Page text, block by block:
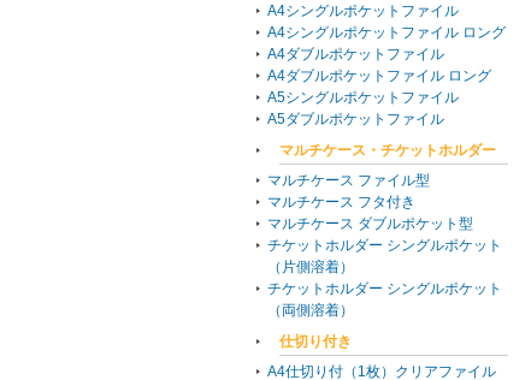
A4シングルポケットファイル
A4シングルポケットファイル ロング
A4ダブルポケットファイル
A4ダブルポケットファイル ロング
A5シングルポケットファイル
A5ダブルポケットファイル
マルチケース・チケットホルダー
マルチケース ファイル型
マルチケース フタ付き
マルチケース ダブルポケット型
チケットホルダー シングルポケット
（片側溶着）
チケットホルダー シングルポケット
（両側溶着）
仕切り付き
A4仕切り付（1枚）クリアファイル